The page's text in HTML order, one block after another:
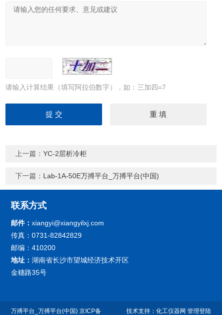
请输入计算结果（填写阿拉伯数字），如：三加四=7
上一篇：YC-2层析冷柜
下一篇： Lab-1A-50E万搏平台_万搏平台(中国)
联系方式
邮件：xiangyi@xiangyilxj.com
传真：0731-82842829
邮编：410200
地址：湖南省长沙市望城经济技术开区
金穗路35号
技术支持： 化工仪器网 管理登陆
万搏平台_万搏平台(中国)京ICP备